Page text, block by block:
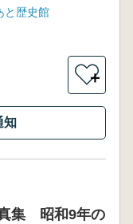
と歴史館
＋
知
集 昭和9年の